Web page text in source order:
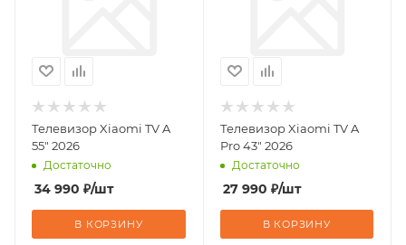
Телевизор Xiaomi TV A
55" 2026
Достаточно
34 990 ₽/шт
В КОРЗИНУ
Телевизор Xiaomi TV A
Pro 43" 2026
Достаточно
27 990 ₽/шт
В КОРЗИНУ